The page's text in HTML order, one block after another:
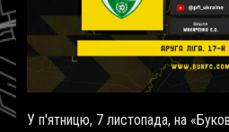
У п'ятницю, 7 листопада, на